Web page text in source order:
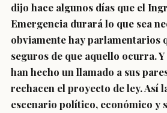
dijo hace algunos días que el
Emergencia durará lo que sea
obviamente hay parlamentarios
seguros de que aquello ocurra.
han hecho un llamado a sus
rechacen el proyecto de ley. Así
escenario político, económico y